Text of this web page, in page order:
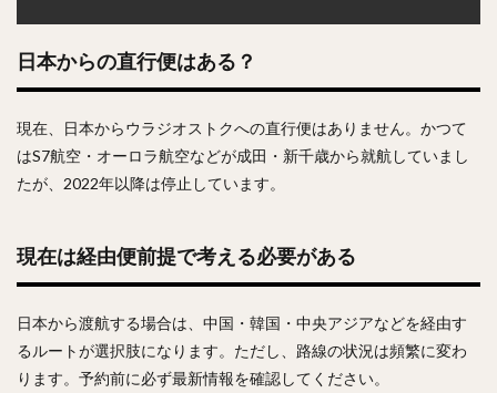
日本からの直行便はある？
現在、日本からウラジオストクへの直行便はありません。かつて
はS7航空・オーロラ航空などが成田・新千歳から就航していまし
たが、2022年以降は停止しています。
現在は経由便前提で考える必要がある
日本から渡航する場合は、中国・韓国・中央アジアなどを経由す
るルートが選択肢になります。ただし、路線の状況は頻繁に変わ
ります。予約前に必ず最新情報を確認してください。